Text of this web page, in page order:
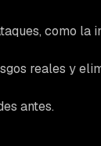
como la
reales y
antes.